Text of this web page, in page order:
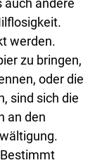
auch andere
werden.
zu bringen,
oder die
sind sich die
an den